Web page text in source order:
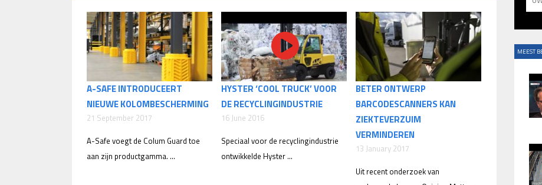
A-SAFE INTRODUCEERT
NIEUWE KOLOMBESCHERMING
21 September 2017
A-Safe voegt de Colum Guard toe
aan zijn productgamma. ...
HYSTER ‘COOL TRUCK’ VOOR
DE RECYCLINGINDUSTRIE
16 June 2016
Speciaal voor de recyclingindustrie
ontwikkelde Hyster ...
BETER ONTWERP
BARCODESCANNERS KAN
ZIEKTEVERZUIM
VERMINDEREN
13 January 2017
Uit recent onderzoek van
MEEST